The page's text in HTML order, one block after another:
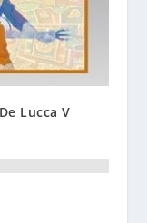
Lucca V